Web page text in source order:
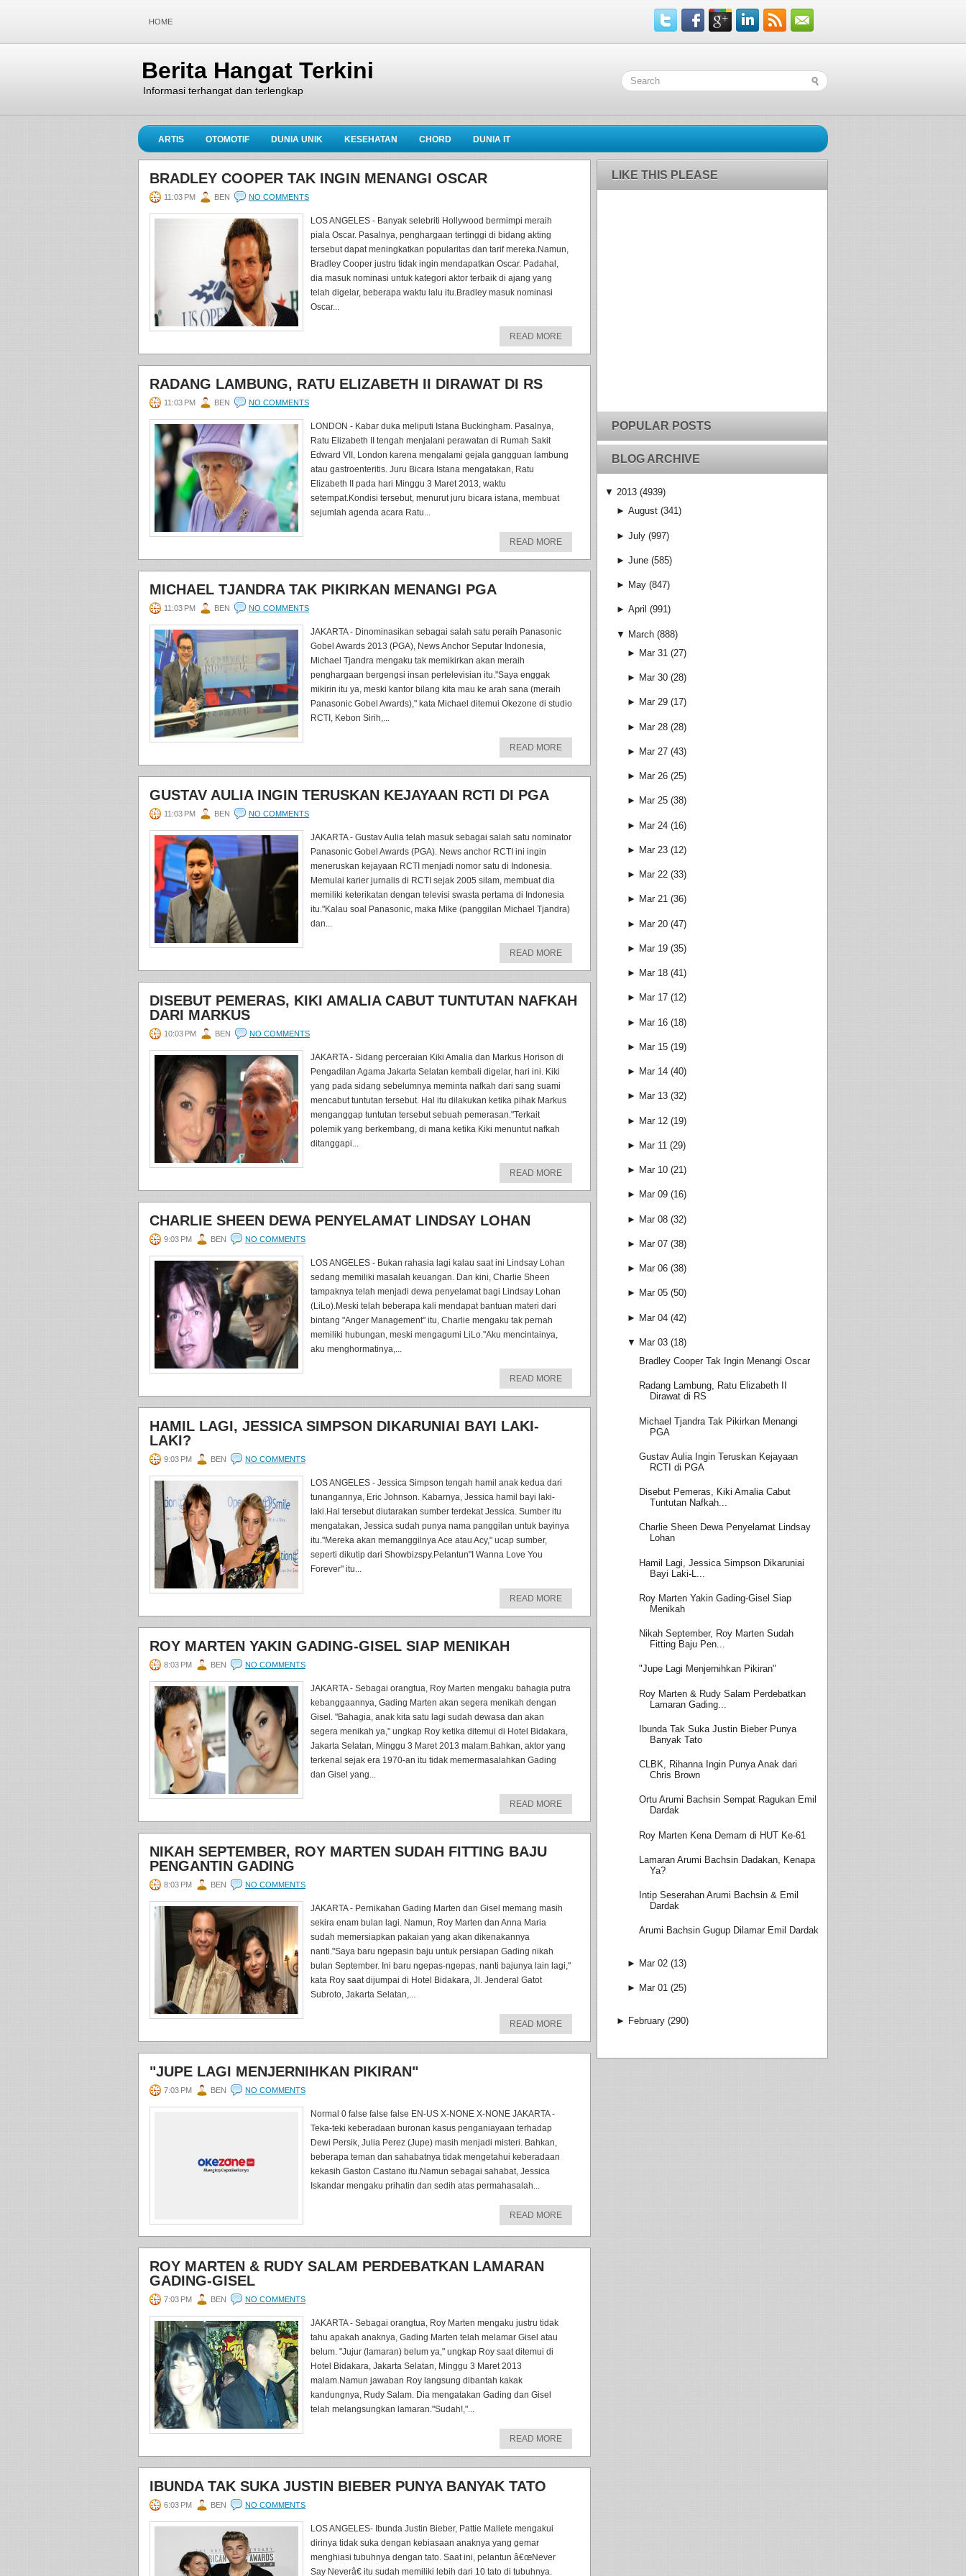
HOME
Berita Hangat Terkini
Informasi terhangat dan terlengkap
ARTIS OTOMOTIF DUNIA UNIK KESEHATAN CHORD DUNIA IT
BRADLEY COOPER TAK INGIN MENANGI OSCAR
11:03 PM BEN NO COMMENTS
LOS ANGELES - Banyak selebriti Hollywood bermimpi meraih
piala Oscar. Pasalnya, penghargaan tertinggi di bidang akting
tersebut dapat meningkatkan popularitas dan tarif mereka.Namun,
Bradley Cooper justru tidak ingin mendapatkan Oscar. Padahal,
dia masuk nominasi untuk kategori aktor terbaik di ajang yang
telah digelar, beberapa waktu lalu itu.Bradley masuk nominasi
Oscar...
READ MORE
RADANG LAMBUNG, RATU ELIZABETH II DIRAWAT DI RS
11:03 PM BEN NO COMMENTS
LONDON - Kabar duka meliputi Istana Buckingham. Pasalnya,
Ratu Elizabeth II tengah menjalani perawatan di Rumah Sakit
Edward VII, London karena mengalami gejala gangguan lambung
atau gastroenteritis. Juru Bicara Istana mengatakan, Ratu
Elizabeth II pada hari Minggu 3 Maret 2013, waktu
setempat.Kondisi tersebut, menurut juru bicara istana, membuat
sejumlah agenda acara Ratu...
READ MORE
MICHAEL TJANDRA TAK PIKIRKAN MENANGI PGA
11:03 PM BEN NO COMMENTS
JAKARTA - Dinominasikan sebagai salah satu peraih Panasonic
Gobel Awards 2013 (PGA), News Anchor Seputar Indonesia,
Michael Tjandra mengaku tak memikirkan akan meraih
penghargaan bergengsi insan pertelevisian itu."Saya enggak
mikirin itu ya, meski kantor bilang kita mau ke arah sana (meraih
Panasonic Gobel Awards)," kata Michael ditemui Okezone di studio
RCTI, Kebon Sirih,...
READ MORE
GUSTAV AULIA INGIN TERUSKAN KEJAYAAN RCTI DI PGA
11:03 PM BEN NO COMMENTS
JAKARTA - Gustav Aulia telah masuk sebagai salah satu nominator
Panasonic Gobel Awards (PGA). News anchor RCTI ini ingin
meneruskan kejayaan RCTI menjadi nomor satu di Indonesia.
Memulai karier jurnalis di RCTI sejak 2005 silam, membuat dia
memiliki keterikatan dengan televisi swasta pertama di Indonesia
itu."Kalau soal Panasonic, maka Mike (panggilan Michael Tjandra)
dan...
READ MORE
DISEBUT PEMERAS, KIKI AMALIA CABUT TUNTUTAN NAFKAH
DARI MARKUS
10:03 PM BEN NO COMMENTS
JAKARTA - Sidang perceraian Kiki Amalia dan Markus Horison di
Pengadilan Agama Jakarta Selatan kembali digelar, hari ini. Kiki
yang pada sidang sebelumnya meminta nafkah dari sang suami
mencabut tuntutan tersebut. Hal itu dilakukan ketika pihak Markus
menganggap tuntutan tersebut sebuah pemerasan."Terkait
polemik yang berkembang, di mana ketika Kiki menuntut nafkah
ditanggapi...
READ MORE
CHARLIE SHEEN DEWA PENYELAMAT LINDSAY LOHAN
9:03 PM BEN NO COMMENTS
LOS ANGELES - Bukan rahasia lagi kalau saat ini Lindsay Lohan
sedang memiliki masalah keuangan. Dan kini, Charlie Sheen
tampaknya telah menjadi dewa penyelamat bagi Lindsay Lohan
(LiLo).Meski telah beberapa kali mendapat bantuan materi dari
bintang "Anger Management" itu, Charlie mengaku tak pernah
memiliki hubungan, meski mengagumi LiLo."Aku mencintainya,
aku menghormatinya,...
READ MORE
HAMIL LAGI, JESSICA SIMPSON DIKARUNIAI BAYI LAKI-
LAKI?
9:03 PM BEN NO COMMENTS
LOS ANGELES - Jessica Simpson tengah hamil anak kedua dari
tunangannya, Eric Johnson. Kabarnya, Jessica hamil bayi laki-
laki.Hal tersebut diutarakan sumber terdekat Jessica. Sumber itu
mengatakan, Jessica sudah punya nama panggilan untuk bayinya
itu."Mereka akan memanggilnya Ace atau Acy," ucap sumber,
seperti dikutip dari Showbizspy.Pelantun"I Wanna Love You
Forever" itu...
READ MORE
ROY MARTEN YAKIN GADING-GISEL SIAP MENIKAH
8:03 PM BEN NO COMMENTS
JAKARTA - Sebagai orangtua, Roy Marten mengaku bahagia putra
kebanggaannya, Gading Marten akan segera menikah dengan
Gisel. "Bahagia, anak kita satu lagi sudah dewasa dan akan
segera menikah ya," ungkap Roy ketika ditemui di Hotel Bidakara,
Jakarta Selatan, Minggu 3 Maret 2013 malam.Bahkan, aktor yang
terkenal sejak era 1970-an itu tidak memermasalahkan Gading
dan Gisel yang...
READ MORE
NIKAH SEPTEMBER, ROY MARTEN SUDAH FITTING BAJU
PENGANTIN GADING
8:03 PM BEN NO COMMENTS
JAKARTA - Pernikahan Gading Marten dan Gisel memang masih
sekira enam bulan lagi. Namun, Roy Marten dan Anna Maria
sudah memersiapkan pakaian yang akan dikenakannya
nanti."Saya baru ngepasin baju untuk persiapan Gading nikah
bulan September. Ini baru ngepas-ngepas, nanti bajunya lain lagi,"
kata Roy saat dijumpai di Hotel Bidakara, Jl. Jenderal Gatot
Subroto, Jakarta Selatan,...
READ MORE
"JUPE LAGI MENJERNIHKAN PIKIRAN"
7:03 PM BEN NO COMMENTS
Normal 0 false false false EN-US X-NONE X-NONE JAKARTA -
Teka-teki keberadaan buronan kasus penganiayaan terhadap
Dewi Persik, Julia Perez (Jupe) masih menjadi misteri. Bahkan,
beberapa teman dan sahabatnya tidak mengetahui keberadaan
kekasih Gaston Castano itu.Namun sebagai sahabat, Jessica
Iskandar mengaku prihatin dan sedih atas permahasalah...
READ MORE
ROY MARTEN & RUDY SALAM PERDEBATKAN LAMARAN
GADING-GISEL
7:03 PM BEN NO COMMENTS
JAKARTA - Sebagai orangtua, Roy Marten mengaku justru tidak
tahu apakah anaknya, Gading Marten telah melamar Gisel atau
belum. "Jujur (lamaran) belum ya," ungkap Roy saat ditemui di
Hotel Bidakara, Jakarta Selatan, Minggu 3 Maret 2013
malam.Namun jawaban Roy langsung dibantah kakak
kandungnya, Rudy Salam. Dia mengatakan Gading dan Gisel
telah melangsungkan lamaran."Sudah!,"...
READ MORE
IBUNDA TAK SUKA JUSTIN BIEBER PUNYA BANYAK TATO
6:03 PM BEN NO COMMENTS
LOS ANGELES- Ibunda Justin Bieber, Pattie Mallete mengakui
dirinya tidak suka dengan kebiasaan anaknya yang gemar
menghiasi tubuhnya dengan tato. Saat ini, pelantun â€œNever
Say Neverâ€ itu sudah memiliki lebih dari 10 tato di tubuhnya.
LIKE THIS PLEASE
POPULAR POSTS
BLOG ARCHIVE
▼ 2013 (4939)
► August (341)
► July (997)
► June (585)
► May (847)
► April (991)
▼ March (888)
► Mar 31 (27)
► Mar 30 (28)
► Mar 29 (17)
► Mar 28 (28)
► Mar 27 (43)
► Mar 26 (25)
► Mar 25 (38)
► Mar 24 (16)
► Mar 23 (12)
► Mar 22 (33)
► Mar 21 (36)
► Mar 20 (47)
► Mar 19 (35)
► Mar 18 (41)
► Mar 17 (12)
► Mar 16 (18)
► Mar 15 (19)
► Mar 14 (40)
► Mar 13 (32)
► Mar 12 (19)
► Mar 11 (29)
► Mar 10 (21)
► Mar 09 (16)
► Mar 08 (32)
► Mar 07 (38)
► Mar 06 (38)
► Mar 05 (50)
► Mar 04 (42)
▼ Mar 03 (18)
Bradley Cooper Tak Ingin Menangi Oscar
Radang Lambung, Ratu Elizabeth II
Dirawat di RS
Michael Tjandra Tak Pikirkan Menangi
PGA
Gustav Aulia Ingin Teruskan Kejayaan
RCTI di PGA
Disebut Pemeras, Kiki Amalia Cabut
Tuntutan Nafkah...
Charlie Sheen Dewa Penyelamat Lindsay
Lohan
Hamil Lagi, Jessica Simpson Dikaruniai
Bayi Laki-L...
Roy Marten Yakin Gading-Gisel Siap
Menikah
Nikah September, Roy Marten Sudah
Fitting Baju Pen...
"Jupe Lagi Menjernihkan Pikiran"
Roy Marten & Rudy Salam Perdebatkan
Lamaran Gading...
Ibunda Tak Suka Justin Bieber Punya
Banyak Tato
CLBK, Rihanna Ingin Punya Anak dari
Chris Brown
Ortu Arumi Bachsin Sempat Ragukan Emil
Dardak
Roy Marten Kena Demam di HUT Ke-61
Lamaran Arumi Bachsin Dadakan, Kenapa
Ya?
Intip Seserahan Arumi Bachsin & Emil
Dardak
Arumi Bachsin Gugup Dilamar Emil Dardak
► Mar 02 (13)
► Mar 01 (25)
► February (290)